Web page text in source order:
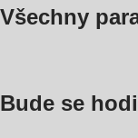
Všechny
Bude se